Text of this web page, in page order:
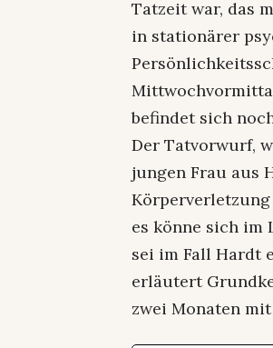
Tatzeit war, das
in stationärer
befindet sich
Der Tatvorwurf,
jungen Frau aus
Körperverletzung
es könne sich im
sei im Fall Hardt
erläutert
zwei Monaten